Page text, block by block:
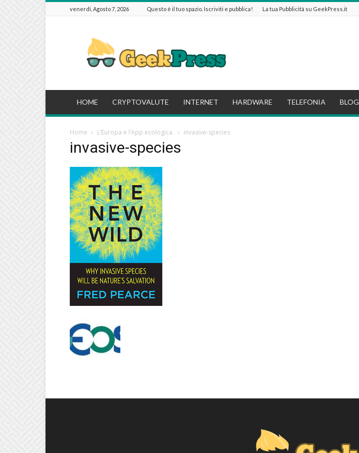
venerdì, Agosto 7, 2026 Questo è il tuo spazio. Iscriviti e pubblica! La tua Pubblicità su GeekPress.it
HOME CRYPTOVALUTE INTERNET HARDWARE TELEFONIA BLOG
Home L’Europa e l’App ecologica. invasive-species
invasive-species